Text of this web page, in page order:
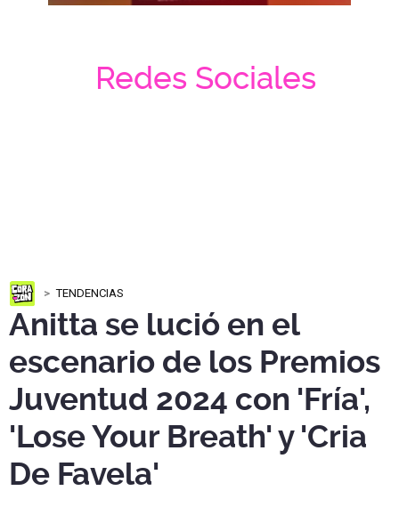
Redes Sociales
TENDENCIAS
Anitta se lució en el
escenario de los Premios
Juventud 2024 con 'Fría',
'Lose Your Breath' y 'Cria
De Favela'